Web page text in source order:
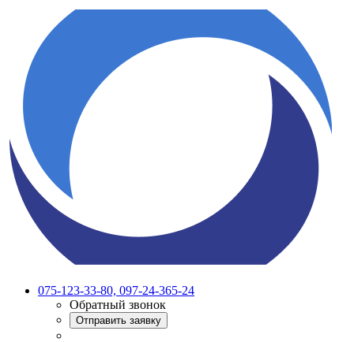
075-123-33-80, 097-24-365-24
Обратный звонок
Отправить заявку